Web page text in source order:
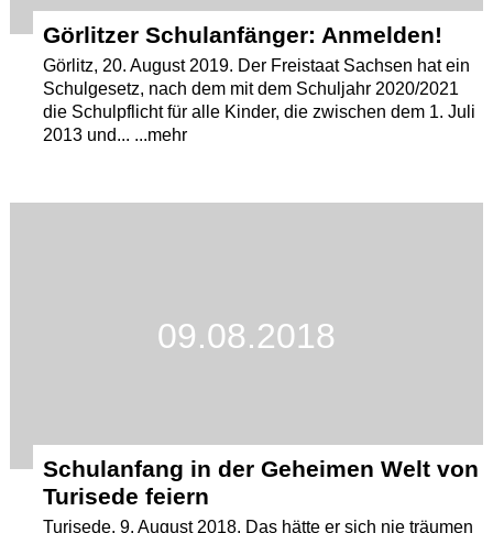
Görlitzer Schulanfänger: Anmelden!
Görlitz, 20. August 2019. Der Freistaat Sachsen hat ein
Schulgesetz, nach dem mit dem Schuljahr 2020/2021
die Schulpflicht für alle Kinder, die zwischen dem 1. Juli
2013 und... ...mehr
09.08.2018
Schulanfang in der Geheimen Welt von
Turisede feiern
Turisede, 9. August 2018. Das hätte er sich nie träumen